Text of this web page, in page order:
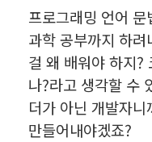
프로그래밍 언어
과학 공부까지 하
걸 왜 배워야 하지?
나?라고 생각할 수
더가 아닌 개발자
만들어내야겠죠?